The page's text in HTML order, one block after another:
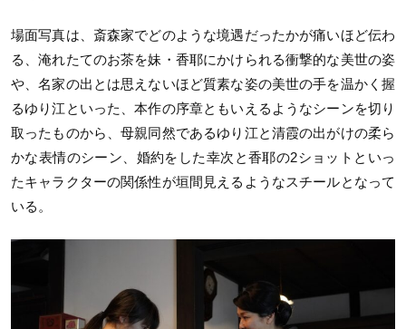
場面写真は、斎森家でどのような境遇だったかが痛いほど伝わ
る、淹れたてのお茶を妹・香耶にかけられる衝撃的な美世の姿
や、名家の出とは思えないほど質素な姿の美世の手を温かく握
るゆり江といった、本作の序章ともいえるようなシーンを切り
取ったものから、母親同然であるゆり江と清霞の出がけの柔ら
かな表情のシーン、婚約をした幸次と香耶の2ショットといっ
たキャラクターの関係性が垣間見えるようなスチールとなって
いる。